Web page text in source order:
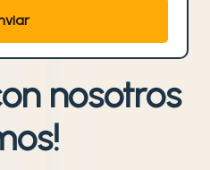
nosotros